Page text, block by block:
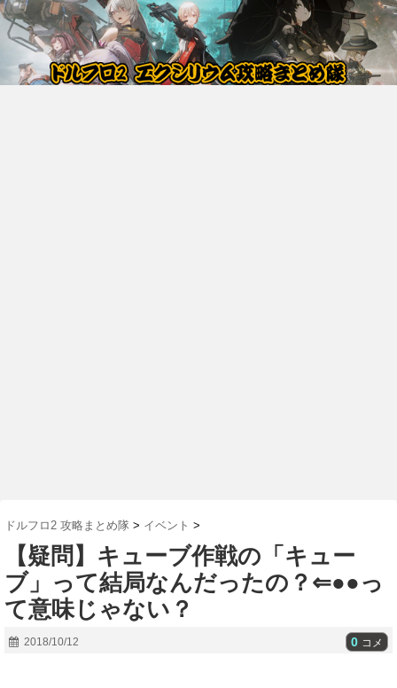
ドルフロ2 攻略まとめ隊 > イベント >
【疑問】キューブ作戦の「キュー
ブ」って結局なんだったの？⇐●●っ
て意味じゃない？
2018/10/12 0 コメ